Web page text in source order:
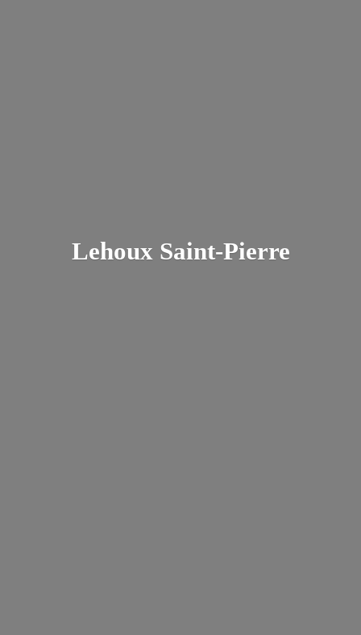
Lehoux Saint-Pierre